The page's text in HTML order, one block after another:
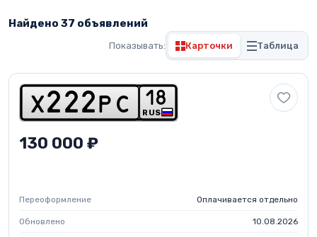
Найдено 37 объявлений
Показывать: Карточки Таблица
x 2 2 2 p c RUS
1 8
130 000 ₽
Переоформление Оплачивается отдельно
Обновлено 10.08.2026